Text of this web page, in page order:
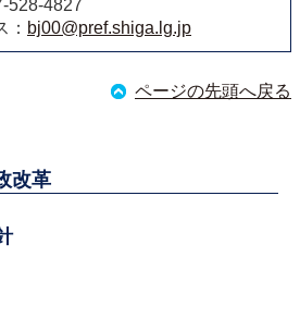
528-4827
： bj00@pref.shiga.lg.jp
ページの先頭へ戻る
改革